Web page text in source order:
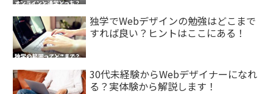
独学でWebデザインの勉強はどこまで
すれば良い？ヒントはここにある！
30代未経験からWebデザイナーになれ
る？実体験から解説します！